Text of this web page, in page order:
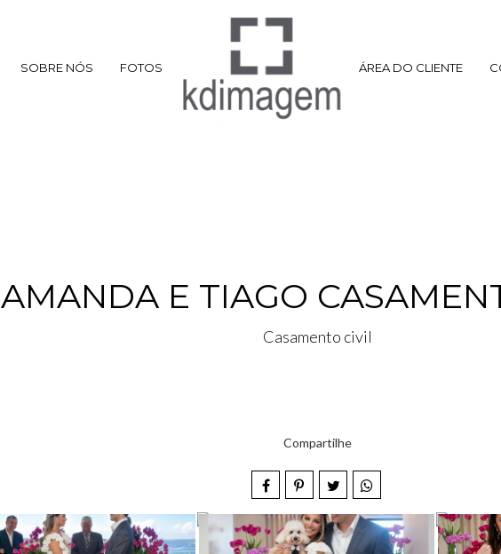
SOBRE NÓS FOTOS ÁREA DO CLIENTE
AMANDA E TIAGO
Casamento civil
Compartilhe